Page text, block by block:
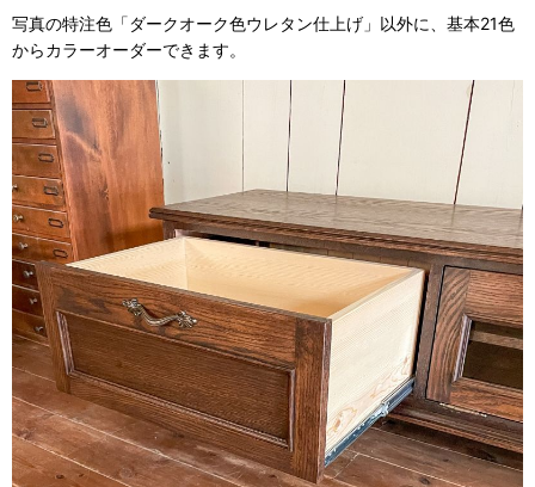
写真の特注色「ダークオーク色ウレタン仕上げ」以外に、基本21色
からカラーオーダーできます。